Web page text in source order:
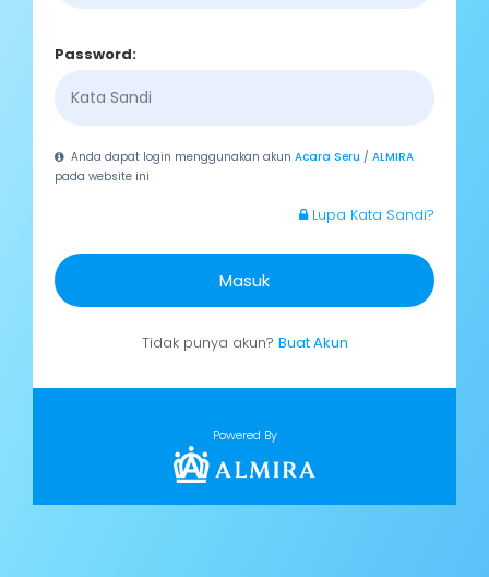
Password:
Anda dapat login menggunakan akunAcara Seru /ALMIRA
pada website ini
Lupa Kata Sandi?
Masuk
Tidak punya akun? Buat Akun
Powered By